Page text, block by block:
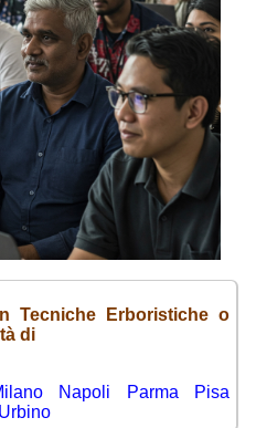
Tecniche Erboristiche o
di
- Napoli Parma
Pisa
Urbino